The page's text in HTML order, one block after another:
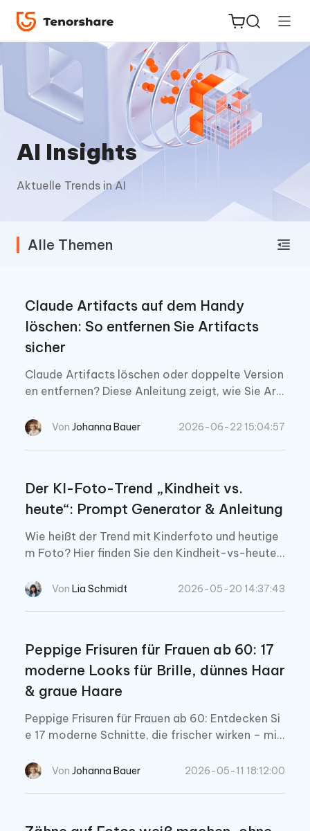
ReiBoot
for iOS
PDNob
Neu
iAnyGo
AI Insights
Aktuelle Trends in AI
Alle Themen
Claude Artifacts auf dem Handy
löschen: So entfernen Sie Artifacts
sicher
Claude Artifacts löschen oder doppelte Version
en entfernen? Diese Anleitung zeigt, wie Sie Arti
Workspaces aufräumen und prüfen, ob eine Wie
Von Johanna Bauer 2026-06-22 15:04:57
Der KI-Foto-Trend „Kindheit vs.
heute“: Prompt Generator & Anleitung
Wie heißt der Trend mit Kinderfoto und heutige
m Foto? Hier finden Sie den Kindheit-vs-heute
s sowie Tipps für realistische Ergebnisse.
Von Lia Schmidt 2026-05-20 14:37:43
Peppige Frisuren für Frauen ab 60: 17
moderne Looks für Brille, dünnes Haar
& graue Haare
Peppige Frisuren für Frauen ab 60: Entdecken Si
e 17 moderne Schnitte, die frischer wirken – mit
sichtsform.
Von Johanna Bauer 2026-05-11 18:12:00